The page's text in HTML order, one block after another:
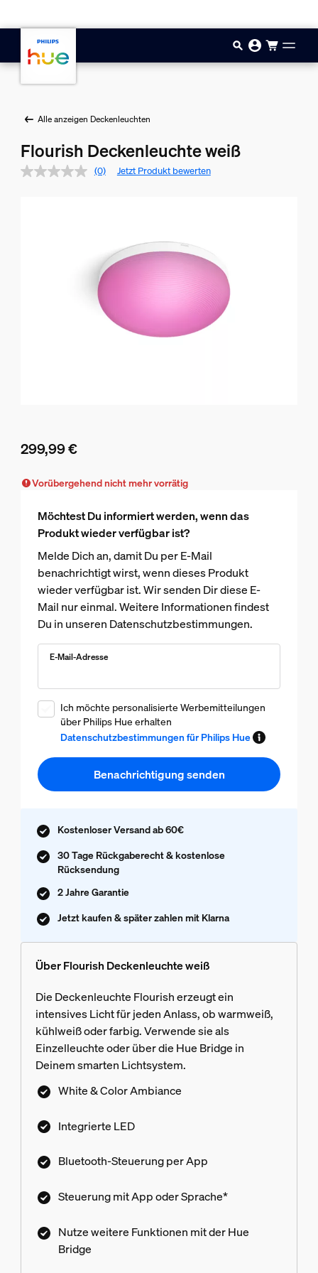
Alle anzeigen Deckenleuchten
Flourish Deckenleuchte weiß
(0) Jetzt Produkt bewerten
299,99 €
Vorübergehend nicht mehr vorrätig
Möchtest Du informiert werden, wenn das
Produkt wieder verfügbar ist?
Melde Dich an, damit Du per E-Mail
benachrichtigt wirst, wenn dieses Produkt
wieder verfügbar ist. Wir senden Dir diese E-
Mail nur einmal. Weitere Informationen findest
Du in unseren Datenschutzbestimmungen.
E-Mail-Adresse
Ich möchte personalisierte Werbemitteilungen
über Philips Hue erhalten
Datenschutzbestimmungen für Philips Hue
Benachrichtigung senden
Kostenloser Versand ab 60€
30 Tage Rückgaberecht & kostenlose
Rücksendung
2 Jahre Garantie
Jetzt kaufen & später zahlen mit Klarna
Über Flourish Deckenleuchte weiß
Die Deckenleuchte Flourish erzeugt ein
intensives Licht für jeden Anlass, ob warmweiß,
kühlweiß oder farbig. Verwende sie als
Einzelleuchte oder über die Hue Bridge in
Deinem smarten Lichtsystem.
White & Color Ambiance
Integrierte LED
Bluetooth-Steuerung per App
Steuerung mit App oder Sprache*
Nutze weitere Funktionen mit der Hue
Bridge